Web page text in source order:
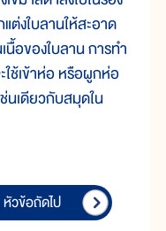
ต่งใบลานให้สะอาด
นื้อของใบลาน การทำ
ช้เข้าห่อ หรือผูกห่อ
นเดียวกับสมุดใน
หัวข้อถัดไป